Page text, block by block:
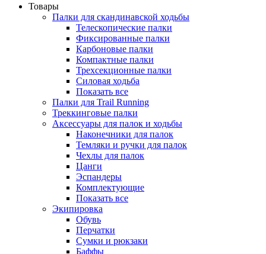
Товары
Палки для скандинавской ходьбы
Телескопические палки
Фиксированные палки
Карбоновые палки
Компактные палки
Трехсекционные палки
Силовая ходьба
Показать все
Палки для Trail Running
Треккинговые палки
Аксессуары для палок и ходьбы
Наконечники для палок
Темляки и ручки для палок
Чехлы для палок
Цанги
Эспандеры
Комплектующие
Показать все
Экипировка
Обувь
Перчатки
Сумки и рюкзаки
Баффы